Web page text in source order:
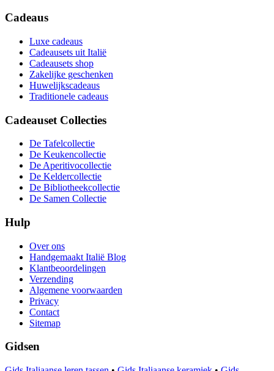
Cadeaus
Luxe cadeaus
Cadeausets uit Italië
Cadeausets shop
Zakelijke geschenken
Huwelijkscadeaus
Traditionele cadeaus
Cadeauset Collecties
De Tafelcollectie
De Keukencollectie
De Aperitivocollectie
De Keldercollectie
De Bibliotheekcollectie
De Samen Collectie
Hulp
Over ons
Handgemaakt Italië Blog
Klantbeoordelingen
Verzending
Algemene voorwaarden
Privacy
Contact
Sitemap
Gidsen